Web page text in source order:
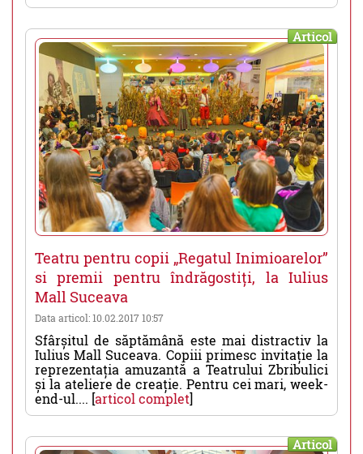
Articol
Teatru pentru copii „Regatul Inimioarelor”
si premii pentru îndrăgostiți, la Iulius
Mall Suceava
Data articol: 10.02.2017 10:57
Sfârșitul de săptămână este mai distractiv la
Iulius Mall Suceava. Copiii primesc invitație la
reprezentația amuzantă a Teatrului Zbribulici
și la ateliere de creație. Pentru cei mari, week-
end-ul.... [articol complet]
Articol